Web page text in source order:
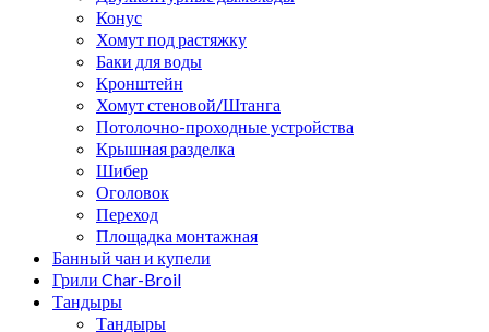
Конус
Хомут под растяжку
Баки для воды
Кронштейн
Хомут стеновой/Штанга
Потолочно-проходные устройства
Крышная разделка
Шибер
Оголовок
Переход
Площадка монтажная
Банный чан и купели
Грили Char-Broil
Тандыры
Тандыры